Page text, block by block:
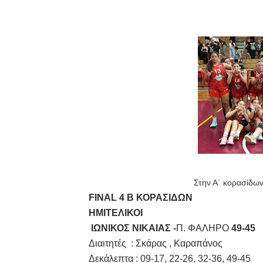
Ο δρόμος για τον 29ο
U21: Τεράστια πρόκριση
Γ΄ανδρών play offs :
Play off B εφήβων Β φάση
Στην Α΄
FINAL 4 B ΚΟΡΑΣΙΔΩΝ
ΗΜΙΤΕΛΙΚΟΙ
ΙΩΝΙΚΟΣ ΝΙΚΑΙΑΣ -Π. ΦΑΛΗΡΟ49-45
Διαιτητές : Σκάρας , Καραπάνος
Δεκάλεπτα : 09-17, 22-26, 32-36, 49-45